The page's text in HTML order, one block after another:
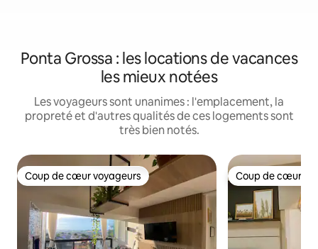
Ponta Grossa : les locations de vacances
les mieux notées
Les voyageurs sont unanimes : l'emplacement, la
propreté et d'autres qualités de ces logements sont
très bien notés.
Coup de cœur voyageurs
Coup de cœur voyageurs Coup de cœur
Coup de cœur